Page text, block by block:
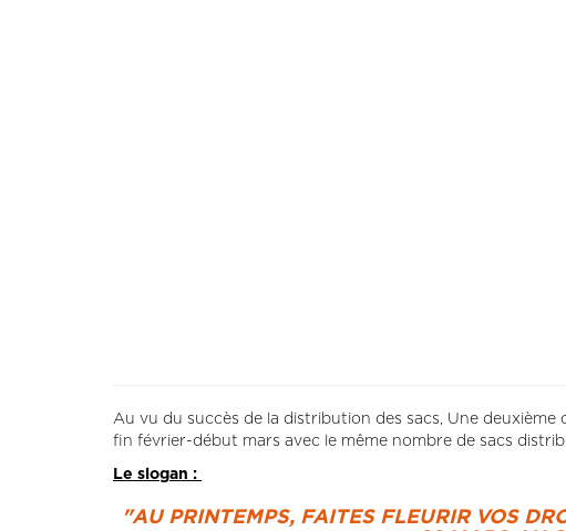
Au vu du succès de la distribution des sacs, Une
fin février-début mars avec le même nombre de sacs
Le slogan :
"AU PRINTEMPS, FAITES FLEURIR VOS